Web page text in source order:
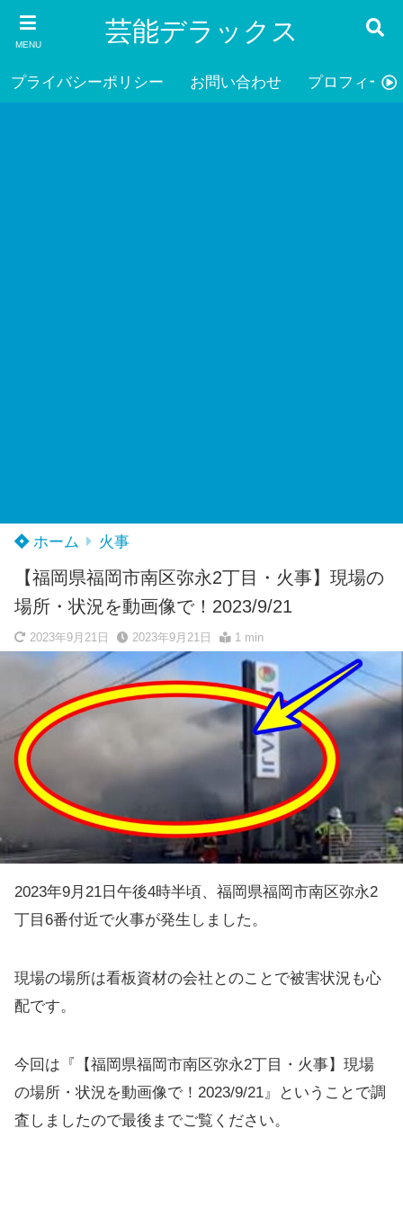
MENU 芸能デラックス
プライバシーポリシー お問い合わせ プロフィール
ホーム 火事
【福岡県福岡市南区弥永2丁目・火事】現場の
場所・状況を動画像で！2023/9/21
2023年9月21日 2023年9月21日 1 min
2023年9月21日午後4時半頃、福岡県福岡市南区弥永2
丁目6番付近で火事が発生しました。
現場の場所は看板資材の会社とのことで被害状況も心
配です。
今回は『【福岡県福岡市南区弥永2丁目・火事】現場
の場所・状況を動画像で！2023/9/21』ということで調
査しましたので最後までご覧ください。